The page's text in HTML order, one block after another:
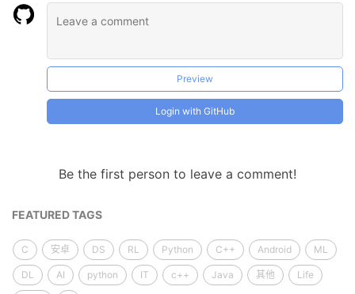
Preview
Login with GitHub
Be the first person to leave a comment!
FEATURED TAGS
C 安卓 DS RL Python C++ Android ML
DL AI python IT c++ Java 其他 Life